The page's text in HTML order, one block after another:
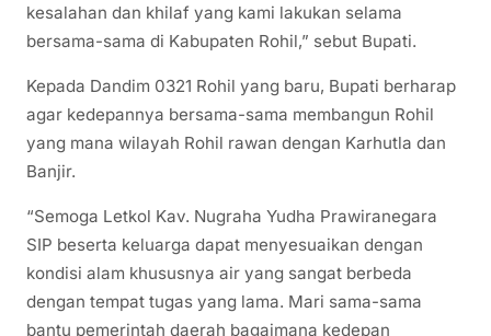
kesalahan dan khilaf yang kami lakukan selama
bersama-sama di Kabupaten Rohil,” sebut Bupati.
Kepada Dandim 0321 Rohil yang baru, Bupati berharap
agar kedepannya bersama-sama membangun Rohil
yang mana wilayah Rohil rawan dengan Karhutla dan
Banjir.
“Semoga Letkol Kav. Nugraha Yudha Prawiranegara
SIP beserta keluarga dapat menyesuaikan dengan
kondisi alam khususnya air yang sangat berbeda
dengan tempat tugas yang lama. Mari sama-sama
bantu pemerintah daerah bagaimana kedepan